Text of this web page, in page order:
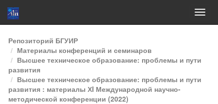
Skip
navigation
Репозиторий БГУИР
Материалы конференций и семинаров
Высшее техническое образование: проблемы и пути
развития
Высшее техническое образование: проблемы и пути
развития : материалы ХI Международной научно-
методической конференции (2022)